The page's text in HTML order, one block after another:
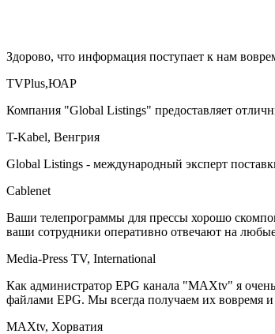
Здорово, что информация поступает к нам
TVPlus,ЮАР
Компания "Global Listings" предоставляет
T-Kabel, Венгрия
Global Listings - международный эксперт
Cablenet
Ваши телепрограммы для прессы хорошо
ваши сотрудники оперативно отвечают на
Media-Press TV, International
Как администратор EPG канала "MAXtv" я
файлами EPG. Мы всегда получаем их вовремя
MAXtv, Хорватия